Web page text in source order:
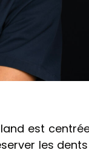
est
les